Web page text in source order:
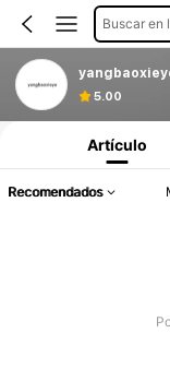
Buscar en
5.00
Artículo
Recomendados